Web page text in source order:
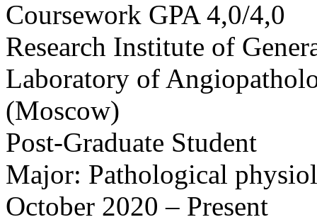
Coursework GPA 4,0/4,0
Research Institute of
Laboratory of
(Moscow)
Post-Graduate Student
Major: Pathological
October 2020 – Present